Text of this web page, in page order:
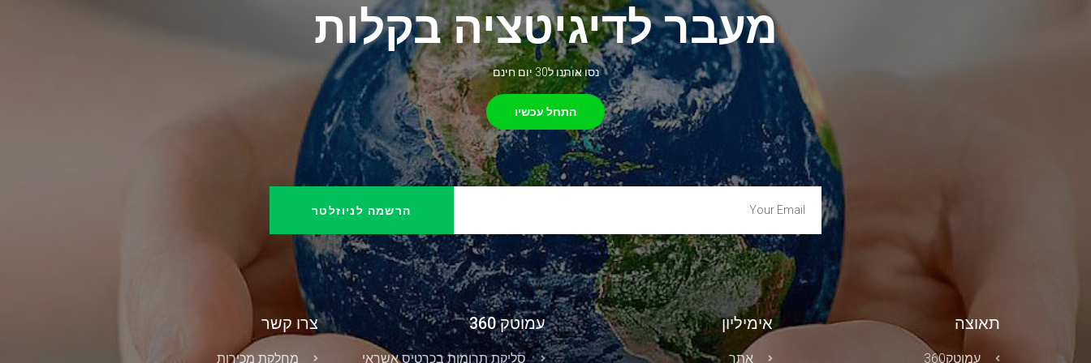
מעבר לדיגיטציה בקלות
נסו אותנו ל30 יום חינם
התחל עכשיו
הרשמה לניוזלטר
תאוצה
עמוטק360
אימיליון
אתר
עמוטק 360
סליקת תרומות בכרטיס אשראי
צרו קשר
מחלקת מכירות